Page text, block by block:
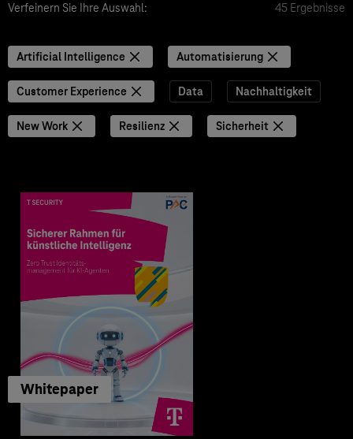
Verfeinern Sie Ihre Auswahl: 45 Ergebnisse
Artificial Intelligence Automatisierung
Customer Experience Data Nachhaltigkeit
New Work Resilienz Sicherheit
Whitepaper